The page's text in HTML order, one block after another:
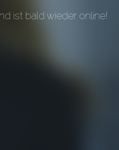
ist bald wieder online!